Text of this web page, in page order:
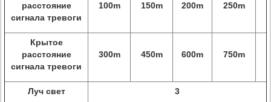
расстояние
сигнала тревоги
100m 150m 200m 250m
Крытое
расстояние
сигнала тревоги
300m 450m 600m 750m
Луч свет 3